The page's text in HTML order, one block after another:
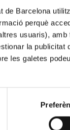
de Barcelona
perquè
usuaris),
la publicitat
les galetes
identidad y